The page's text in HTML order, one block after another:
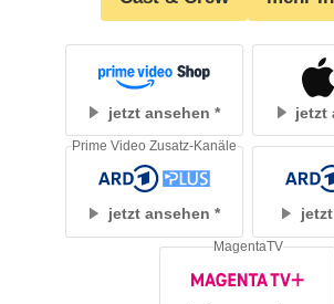
jetzt ansehen jetzt
jetzt ansehen
Prime Video Zusatz-Kanäle
MagentaTV